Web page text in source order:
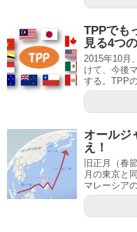
TPPでも
見る4つ
2015年10月
けて、今後
する。TPP
オールジ
え！
旧正月（春
月の東京と
マレーシア